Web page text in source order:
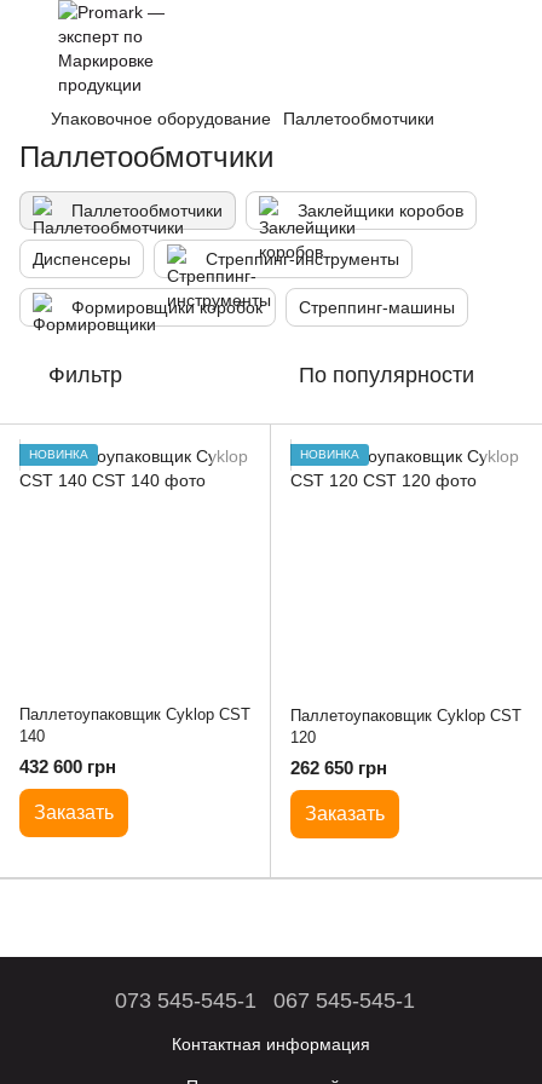
Упаковочное оборудование Паллетообмотчики
Паллетообмотчики
Паллетообмотчики Заклейщики коробов
Диспенсеры Стреппинг-инструменты
Формировщики коробок Стреппинг-машины
Фильтр По популярности
НОВИНКА
Паллетоупаковщик Cyklop CST
140
432 600 грн
Заказать
НОВИНКА
Паллетоупаковщик Cyklop CST
120
262 650 грн
Заказать
073 545-545-1 067 545-545-1
Контактная информация